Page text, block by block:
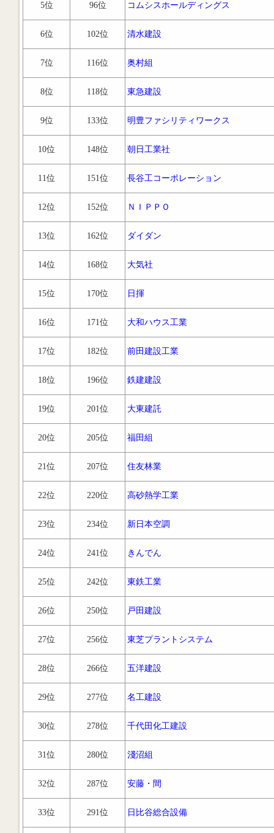
5位 96位 コムシスホールディングス
6位 102位 清水建設
7位 116位 奥村組
8位 118位 東急建設
9位 133位 明豊ファシリティワークス
10位 148位 朝日工業社
11位 151位 長谷工コーポレーション
12位 152位 ＮＩＰＰＯ
13位 162位 ダイダン
14位 168位 大気社
15位 170位 日揮
16位 171位 大和ハウス工業
17位 182位 前田建設工業
18位 196位 鉄建建設
19位 201位 大東建託
20位 205位 福田組
21位 207位 住友林業
22位 220位 高砂熱学工業
23位 234位 新日本空調
24位 241位 きんでん
25位 242位 東鉄工業
26位 250位 戸田建設
27位 256位 東芝プラントシステム
28位 266位 五洋建設
29位 277位 名工建設
30位 278位 千代田化工建設
31位 280位 淺沼組
32位 287位 安藤・間
33位 291位 日比谷総合設備